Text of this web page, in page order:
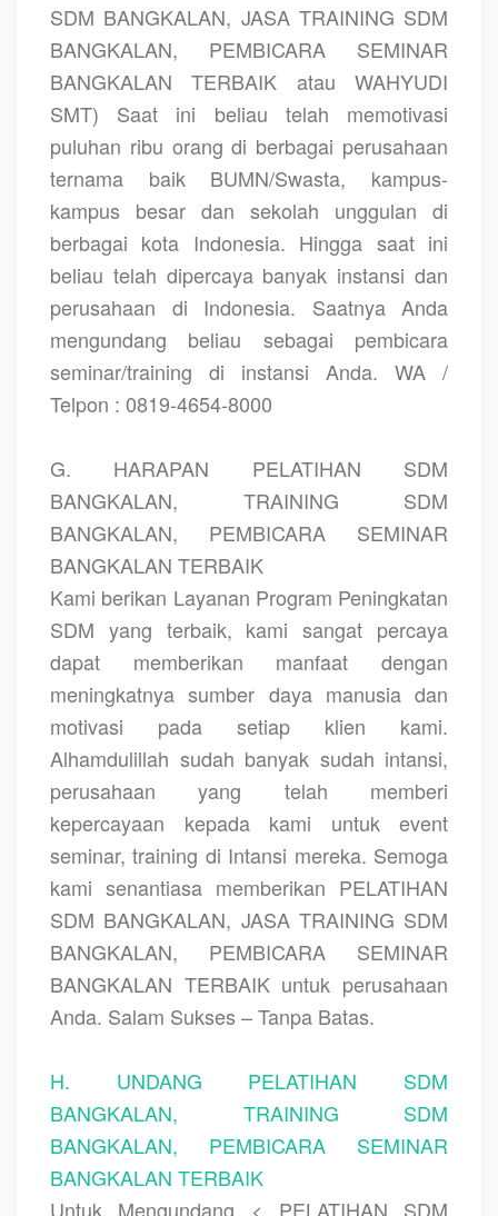
SDM BANGKALAN, JASA TRAINING SDM
BANGKALAN, PEMBICARA SEMINAR
BANGKALAN TERBAIK atau WAHYUDI
SMT) Saat ini beliau telah memotivasi
puluhan ribu orang di berbagai perusahaan
ternama baik BUMN/Swasta, kampus-
kampus besar dan sekolah unggulan di
berbagai kota Indonesia. Hingga saat ini
beliau telah dipercaya banyak instansi dan
perusahaan di Indonesia. Saatnya Anda
mengundang beliau sebagai pembicara
seminar/training di instansi Anda. WA /
Telpon : 0819-4654-8000
G. HARAPAN PELATIHAN SDM
BANGKALAN, TRAINING SDM
BANGKALAN, PEMBICARA SEMINAR
BANGKALAN TERBAIK
Kami berikan Layanan Program Peningkatan
SDM yang terbaik, kami sangat percaya
dapat memberikan manfaat dengan
meningkatnya sumber daya manusia dan
motivasi pada setiap klien kami.
Alhamdulillah sudah banyak sudah intansi,
perusahaan yang telah memberi
kepercayaan kepada kami untuk event
seminar, training di Intansi mereka. Semoga
kami senantiasa memberikan PELATIHAN
SDM BANGKALAN, JASA TRAINING SDM
BANGKALAN, PEMBICARA SEMINAR
BANGKALAN TERBAIKuntuk perusahaan
Anda. Salam Sukses – Tanpa Batas.
H. UNDANG PELATIHAN SDM
BANGKALAN, TRAINING SDM
BANGKALAN, PEMBICARA SEMINAR
BANGKALAN TERBAIK
Untuk Mengundang < PELATIHAN SDM